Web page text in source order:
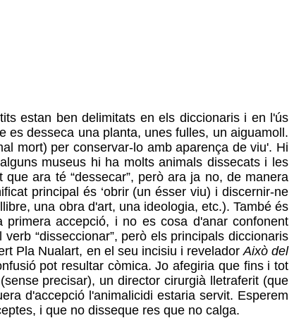
estan ben delimitats en els diccionaris i en l'ús
es desseca una planta, unes fulles, un aiguamoll.
mort) per conservar-lo amb aparença de viu'. Hi
museus hi ha molts animals dissecats i les
ara té “dessecar”, però ara ja no, de manera
principal és ‘obrir (un ésser viu) i discernir-ne
una obra d'art, una ideologia, etc.). També és
accepció, i no es cosa d'anar confonent
“disseccionar”, però els principals diccionaris
Pla Nualart, en el seu incisiu i revelador Això del
pot resultar còmica. Jo afegiria que fins i tot
precisar), un director cirurgià lletraferit (que
d'accepció l'animalicidi estaria servit. Esperem
i que no disseque res que no calga.